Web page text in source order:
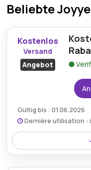
Beliebte
Kostenlos
Versand
Angebot
Gültig bis : 01.06.2026
Dernière utilisation :